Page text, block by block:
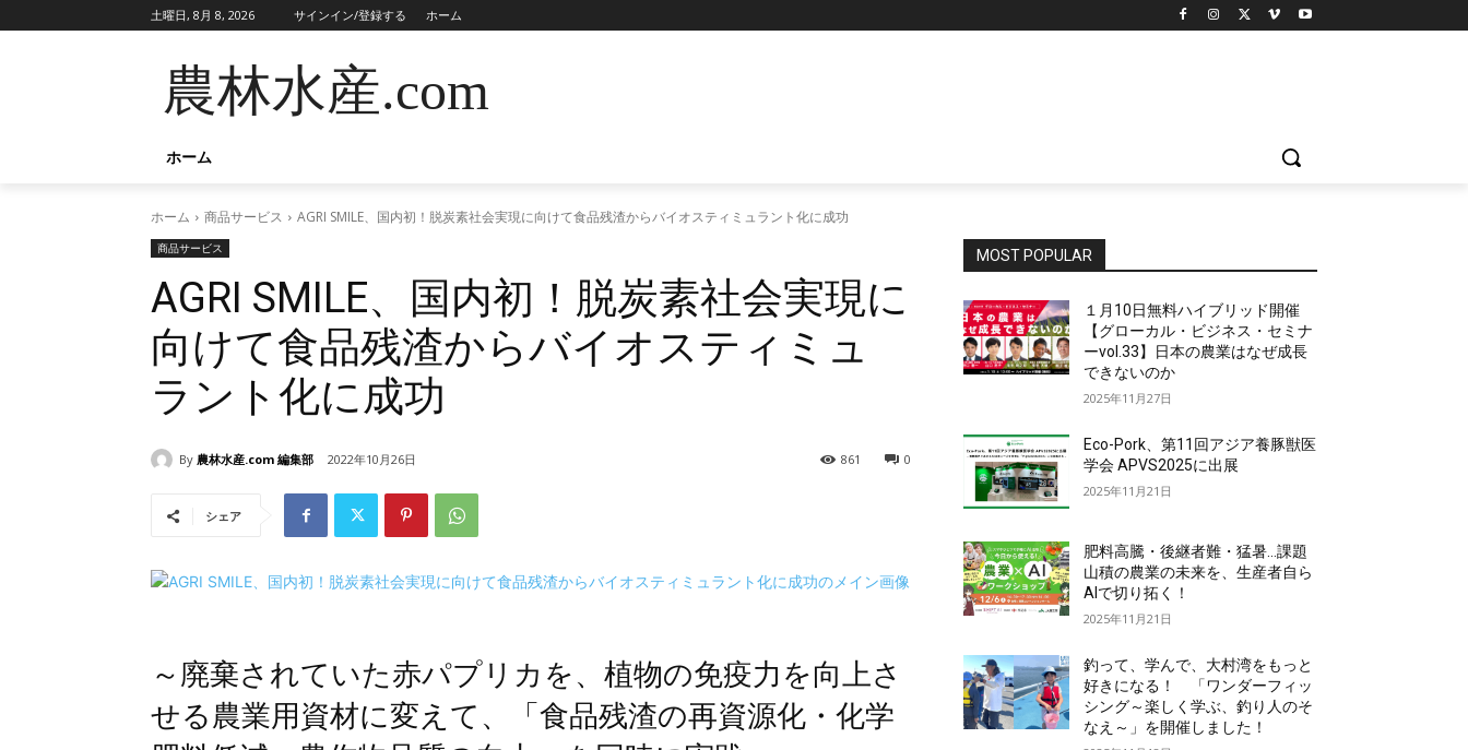
土曜日, 8月 8, 2026 サインイン/登録する ホーム
農林水産.com
ホーム
ホーム 商品サービス AGRI SMILE、国内初！脱炭素社会実現に向けて食品残渣からバイオスティミュラント化に成功
商品サービス
AGRI SMILE、国内初！脱炭素社会実現に
向けて食品残渣からバイオスティミュ
ラント化に成功
By 農林水産.com 編集部 2022年10月26日 0
861
シェア
～廃棄されていた赤パプリカを、植物の免疫力を向上さ
せる農業用資材に変えて、「食品残渣の再資源化・化学
MOST POPULAR
１月10日無料ハイブリッド開催
【グローカル・ビジネス・セミナ
ーvol.33】日本の農業はなぜ成長
できないのか
2025年11月27日
Eco-Pork、第11回アジア養豚獣医
学会 APVS2025に出展
2025年11月21日
肥料高騰・後継者難・猛暑…課題
山積の農業の未来を、生産者自ら
AIで切り拓く！
2025年11月21日
釣って、学んで、大村湾をもっと
好きになる！ 「ワンダーフィッ
シング～楽しく学ぶ、釣り人のそ
なえ～」を開催しました！